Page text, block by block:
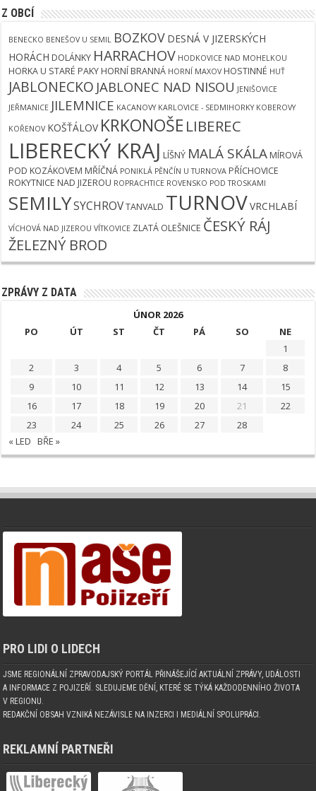
Z OBCÍ
BENECKO BENEŠOV U SEMIL BOZKOV DESNÁ V JIZERSKÝCH
HORÁCH DOLÁNKY HARRACHOV HODKOVICE NAD MOHELKOU
HORKA U STARÉ PAKY HORNÍ BRANNÁ HORNÍ MAXOV HOSTINNÉ HUŤ
JABLONECKO JABLONEC NAD NISOU JENIŠOVICE
JEŘMANICE JILEMNICE KACANOVY KARLOVICE - SEDMIHORKY KOBEROVY
KOŘENOV KOŠŤÁLOV KRKONOŠE LIBEREC
LIBERECKÝ KRAJ LÍŠNÝ MALÁ SKÁLA MÍROVÁ
POD KOZÁKOVEM MŘÍČNÁ PONIKLÁ PĚNČÍN U TURNOVA PŘÍCHOVICE
ROKYTNICE NAD JIZEROU ROPRACHTICE ROVENSKO POD TROSKAMI
SEMILYSYCHROVTANVALD TURNOVVRCHLABÍ
VÍCHOVÁ NAD JIZEROU VÍTKOVICE ZLATÁ OLEŠNICE ČESKÝ RÁJ
ŽELEZNÝ BROD
ZPRÁVY Z DATA
ÚNOR 2026
PO
ÚT ST ČT PÁ SO
NE
1
2
3 4 5 6 7
8
9
10 11 12 13 14
15
16
17 18 19 20 21
22
23
24 25 26 27
28
« LED BŘE »
PRO LIDI O LIDECH
JSME REGIONÁLNÍ ZPRAVODAJSKÝ PORTÁL PŘINÁŠEJÍCÍ AKTUÁLNÍ ZPRÁVY, UDÁLOSTI
A INFORMACE Z POJIZEŘÍ. SLEDUJEME DĚNÍ, KTERÉ SE TÝKÁ KAŽDODENNÍHO ŽIVOTA
V REGIONU.
REDAKČNÍ OBSAH VZNIKÁ NEZÁVISLE NA INZERCI I MEDIÁLNÍ SPOLUPRÁCI.
REKLAMNÍ PARTNEŘI